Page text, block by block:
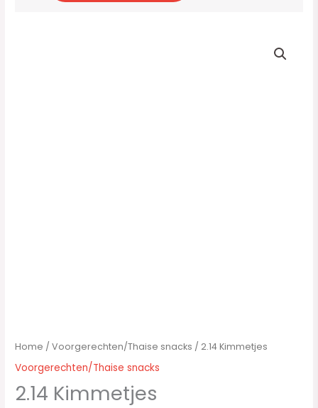
Home /Voorgerechten/Thaise snacks / 2.14 Kimmetjes
Voorgerechten/Thaise snacks
2.14 Kimmetjes